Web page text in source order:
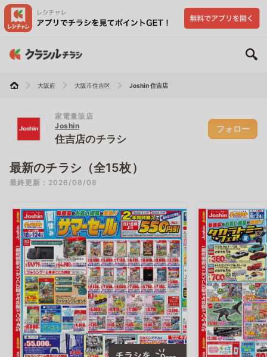
大阪府 大阪市住吉区 Joshin 住吉店
家電量販店
Joshin
住吉店のチラシ
フォロー
最新のチラシ（全15枚）
最終更新：2026/08/08